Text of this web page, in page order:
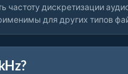
дискретизации
для других типов